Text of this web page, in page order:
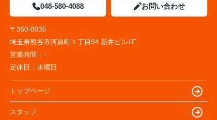
048-580-4088 お問い合わせ
〒360-0035
埼玉県熊谷市河原町１丁目94 新井ビル1F
営業時間： -
定休日： 水曜日
トップページ
スタッフ